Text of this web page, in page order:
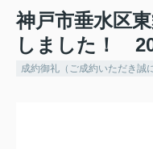
神戸市垂水区
しました！
成約御礼（ご成約いただき誠